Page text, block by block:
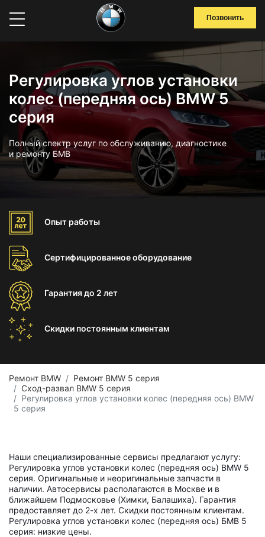
Позвонить
Регулировка углов установки
колес (передняя ось) BMW 5
серия
Полный спектр услуг по обслуживанию, диагностике
и ремонту БМВ
Опыт работы
Сертифицированноеоборудование
Гарантиядо 2 лет
Скидки постоянным клиентам
Ремонт BMW
Ремонт BMW 5 серия
Сход-развал BMW 5 серия
Регулировка углов установки колес (передняя ось) BMW
5 серия
Наши специализированные сервисы предлагают услугу:
Регулировка углов установки колес (передняя ось) BMW 5
серия. Оригинальные и неоригинальные запчасти в
наличии. Автосервисы располагаются в Москве и в
ближайшем Подмосковье (Химки, Балашиха). Гарантия
предоставляет до 2-х лет. Скидки постоянным клиентам.
Регулировка углов установки колес (передняя ось) БМВ 5
серия: низкие цены.